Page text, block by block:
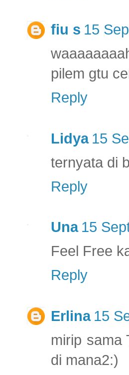
fiu s 15
pilem gtu
Reply
Lidya 15
ternyata di
Reply
Una 15
Feel Free
Reply
Erlina 15
mirip sama
di mana2:)